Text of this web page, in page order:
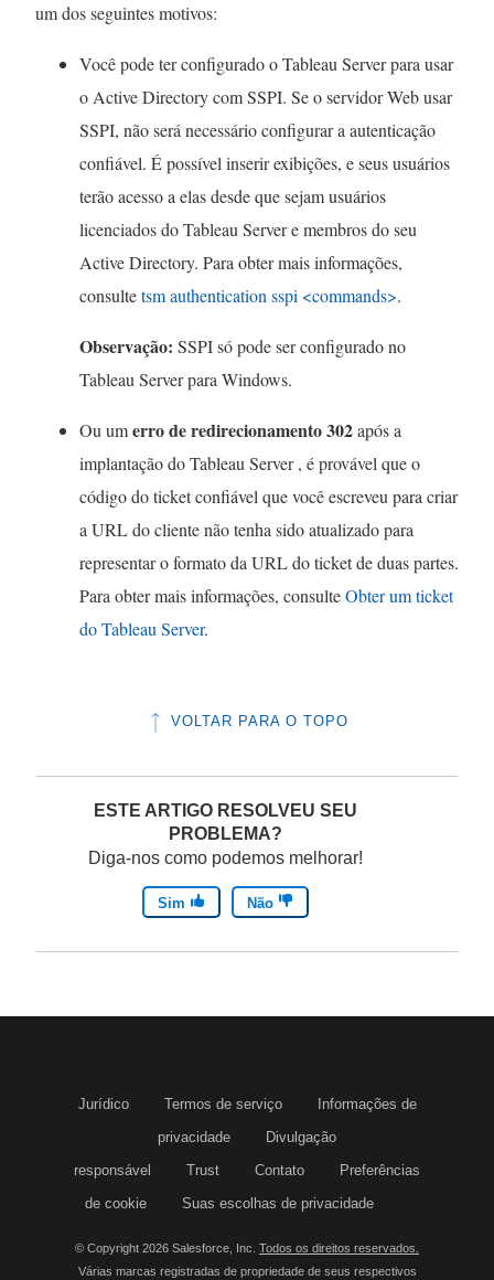
um dos seguintes motivos:
Você pode ter configurado o Tableau Server para usar
o Active Directory com SSPI. Se o servidor Web usar
SSPI, não será necessário configurar a autenticação
confiável. É possível inserir exibições, e seus usuários
terão acesso a elas desde que sejam usuários
licenciados do Tableau Server e membros do seu
Active Directory. Para obter mais informações,
consultetsm authentication sspi <commands>.
Observação: SSPI só pode ser configurado no
Tableau Server para Windows.
Ou umerro de redirecionamento 302após a
implantação do Tableau Server , é provável que o
código do ticket confiável que você escreveu para criar
a URL do cliente não tenha sido atualizado para
representar o formato da URL do ticket de duas partes.
Para obter mais informações, consulteObter um ticket
do Tableau Server.
VOLTAR PARA O TOPO
ESTE ARTIGO RESOLVEU SEU
PROBLEMA?
Diga-nos como podemos melhorar!
Sim Não
Jurídico Termos de serviço
Informações de
privacidade
Divulgação
responsável
Trust Contato
Preferências
de cookie
Suas escolhas de privacidade
© Copyright 2026 Salesforce, Inc. Todos os direitos reservados.
Várias marcas registradas de propriedade de seus respectivos